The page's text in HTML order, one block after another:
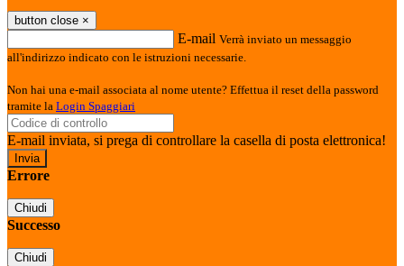
button close ×
E-mail Verrà inviato un messaggio
all'indirizzo indicato con le istruzioni necessarie.
Non hai una e-mail associata al nome utente? Effettua il reset della password
tramite la Login Spaggiari
E-mail inviata, si prega di controllare la casella di posta elettronica!
Errore
Chiudi
Successo
Chiudi